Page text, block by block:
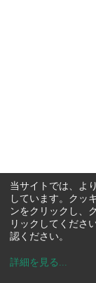
当サイトでは、よ
しています。クッ
ンをクリックし、
リックしてくださ
認ください。
詳細を見る ...